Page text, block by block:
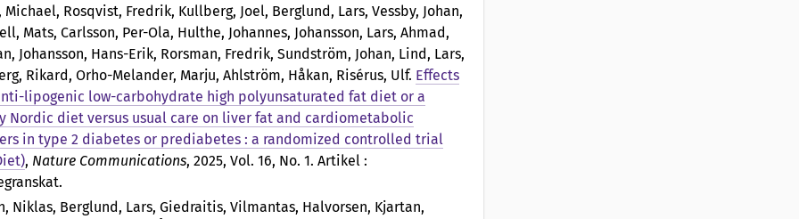
Michael, Rosqvist, Fredrik, Kullberg, Joel, Berglund, Lars, Vessby, Johan,
Mats, Carlsson, Per-Ola, Hulthe, Johannes, Johansson, Lars, Ahmad,
Johansson, Hans-Erik, Rorsman, Fredrik, Sundström, Johan, Lind, Lars,
Rikard, Orho-Melander, Marju, Ahlström, Håkan, Risérus, Ulf. Effects
lipogenic low-carbohydrate high polyunsaturated fat diet or a
Nordic diet versus usual care on liver fat and cardiometabolic
in type 2 diabetes or prediabetes : a randomized controlled trial
, Nature Communications, 2025, Vol. 16, No. 1. Artikel :
Niklas, Berglund, Lars, Giedraitis, Vilmantas, Halvorsen, Kjartan,